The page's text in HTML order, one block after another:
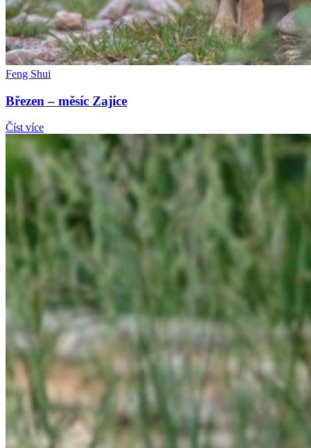
Feng Shui
Březen – měsíc Zajíce
Číst více